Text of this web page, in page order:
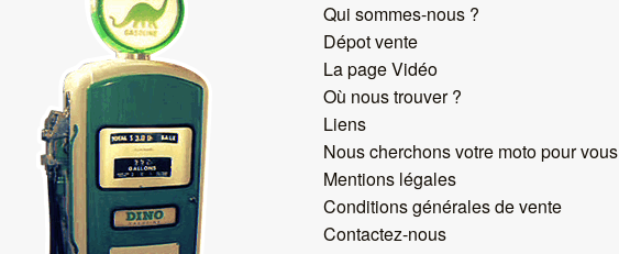
Qui sommes-nous ?
Dépot vente
La page Vidéo
Où nous trouver ?
Liens
Nous cherchons votre moto pour vous
Mentions légales
Conditions générales de vente
Contactez-nous